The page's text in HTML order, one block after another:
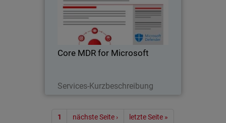
Core MDR for Microsoft
Services-Kurzbeschreibung
enhances Defender with 24/7
monitoring, fast threat response, and
expert guidance - no SOC required.
Seitennummerierung
1 nächste Seite › letzte Seite »